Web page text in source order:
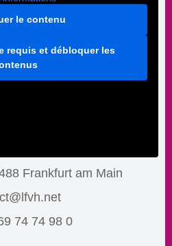
le contenu
requis et débloquer les
Frankfurt am Main
74 74 98 0